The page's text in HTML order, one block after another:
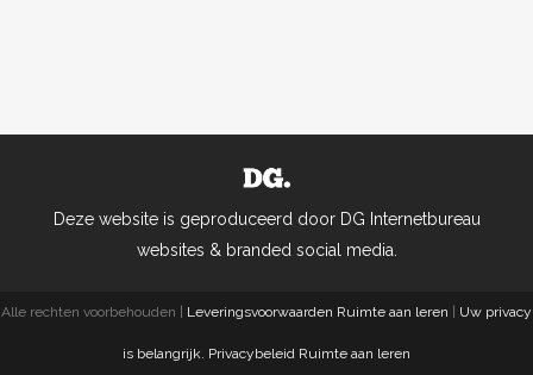
Deze website is geproduceerd door DG Internetbureau
websites & branded social media.
Alle rechten voorbehouden | Leveringsvoorwaarden Ruimte aan leren Uw privacy
is belangrijk. Privacybeleid Ruimte aan leren